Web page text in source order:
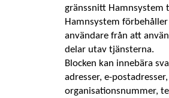
gränssnitt Hamnsystem
Hamnsystem
användare från att
delar utav tjänsterna.
Blocken kan innebära
adresser, e-
organisationsnummer,